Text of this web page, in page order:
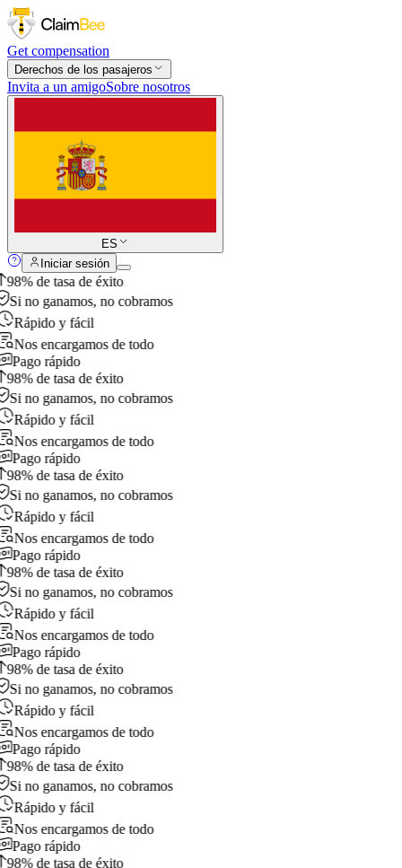
Get compensation
Derechos de los pasajeros
Invita a un amigoSobre nosotros
ES
Iniciar sesión
98% de tasa de éxito
Si no ganamos, no cobramos
Rápido y fácil
Nos encargamos de todo
Pago rápido
98% de tasa de éxito
Si no ganamos, no cobramos
Rápido y fácil
Nos encargamos de todo
Pago rápido
98% de tasa de éxito
Si no ganamos, no cobramos
Rápido y fácil
Nos encargamos de todo
Pago rápido
98% de tasa de éxito
Si no ganamos, no cobramos
Rápido y fácil
Nos encargamos de todo
Pago rápido
98% de tasa de éxito
Si no ganamos, no cobramos
Rápido y fácil
Nos encargamos de todo
Pago rápido
98% de tasa de éxito
Si no ganamos, no cobramos
Rápido y fácil
Nos encargamos de todo
Pago rápido
98% de tasa de éxito